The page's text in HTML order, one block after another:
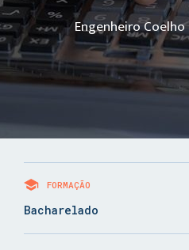
Engenheiro Coelho
FORMAÇÃO
Bacharelado